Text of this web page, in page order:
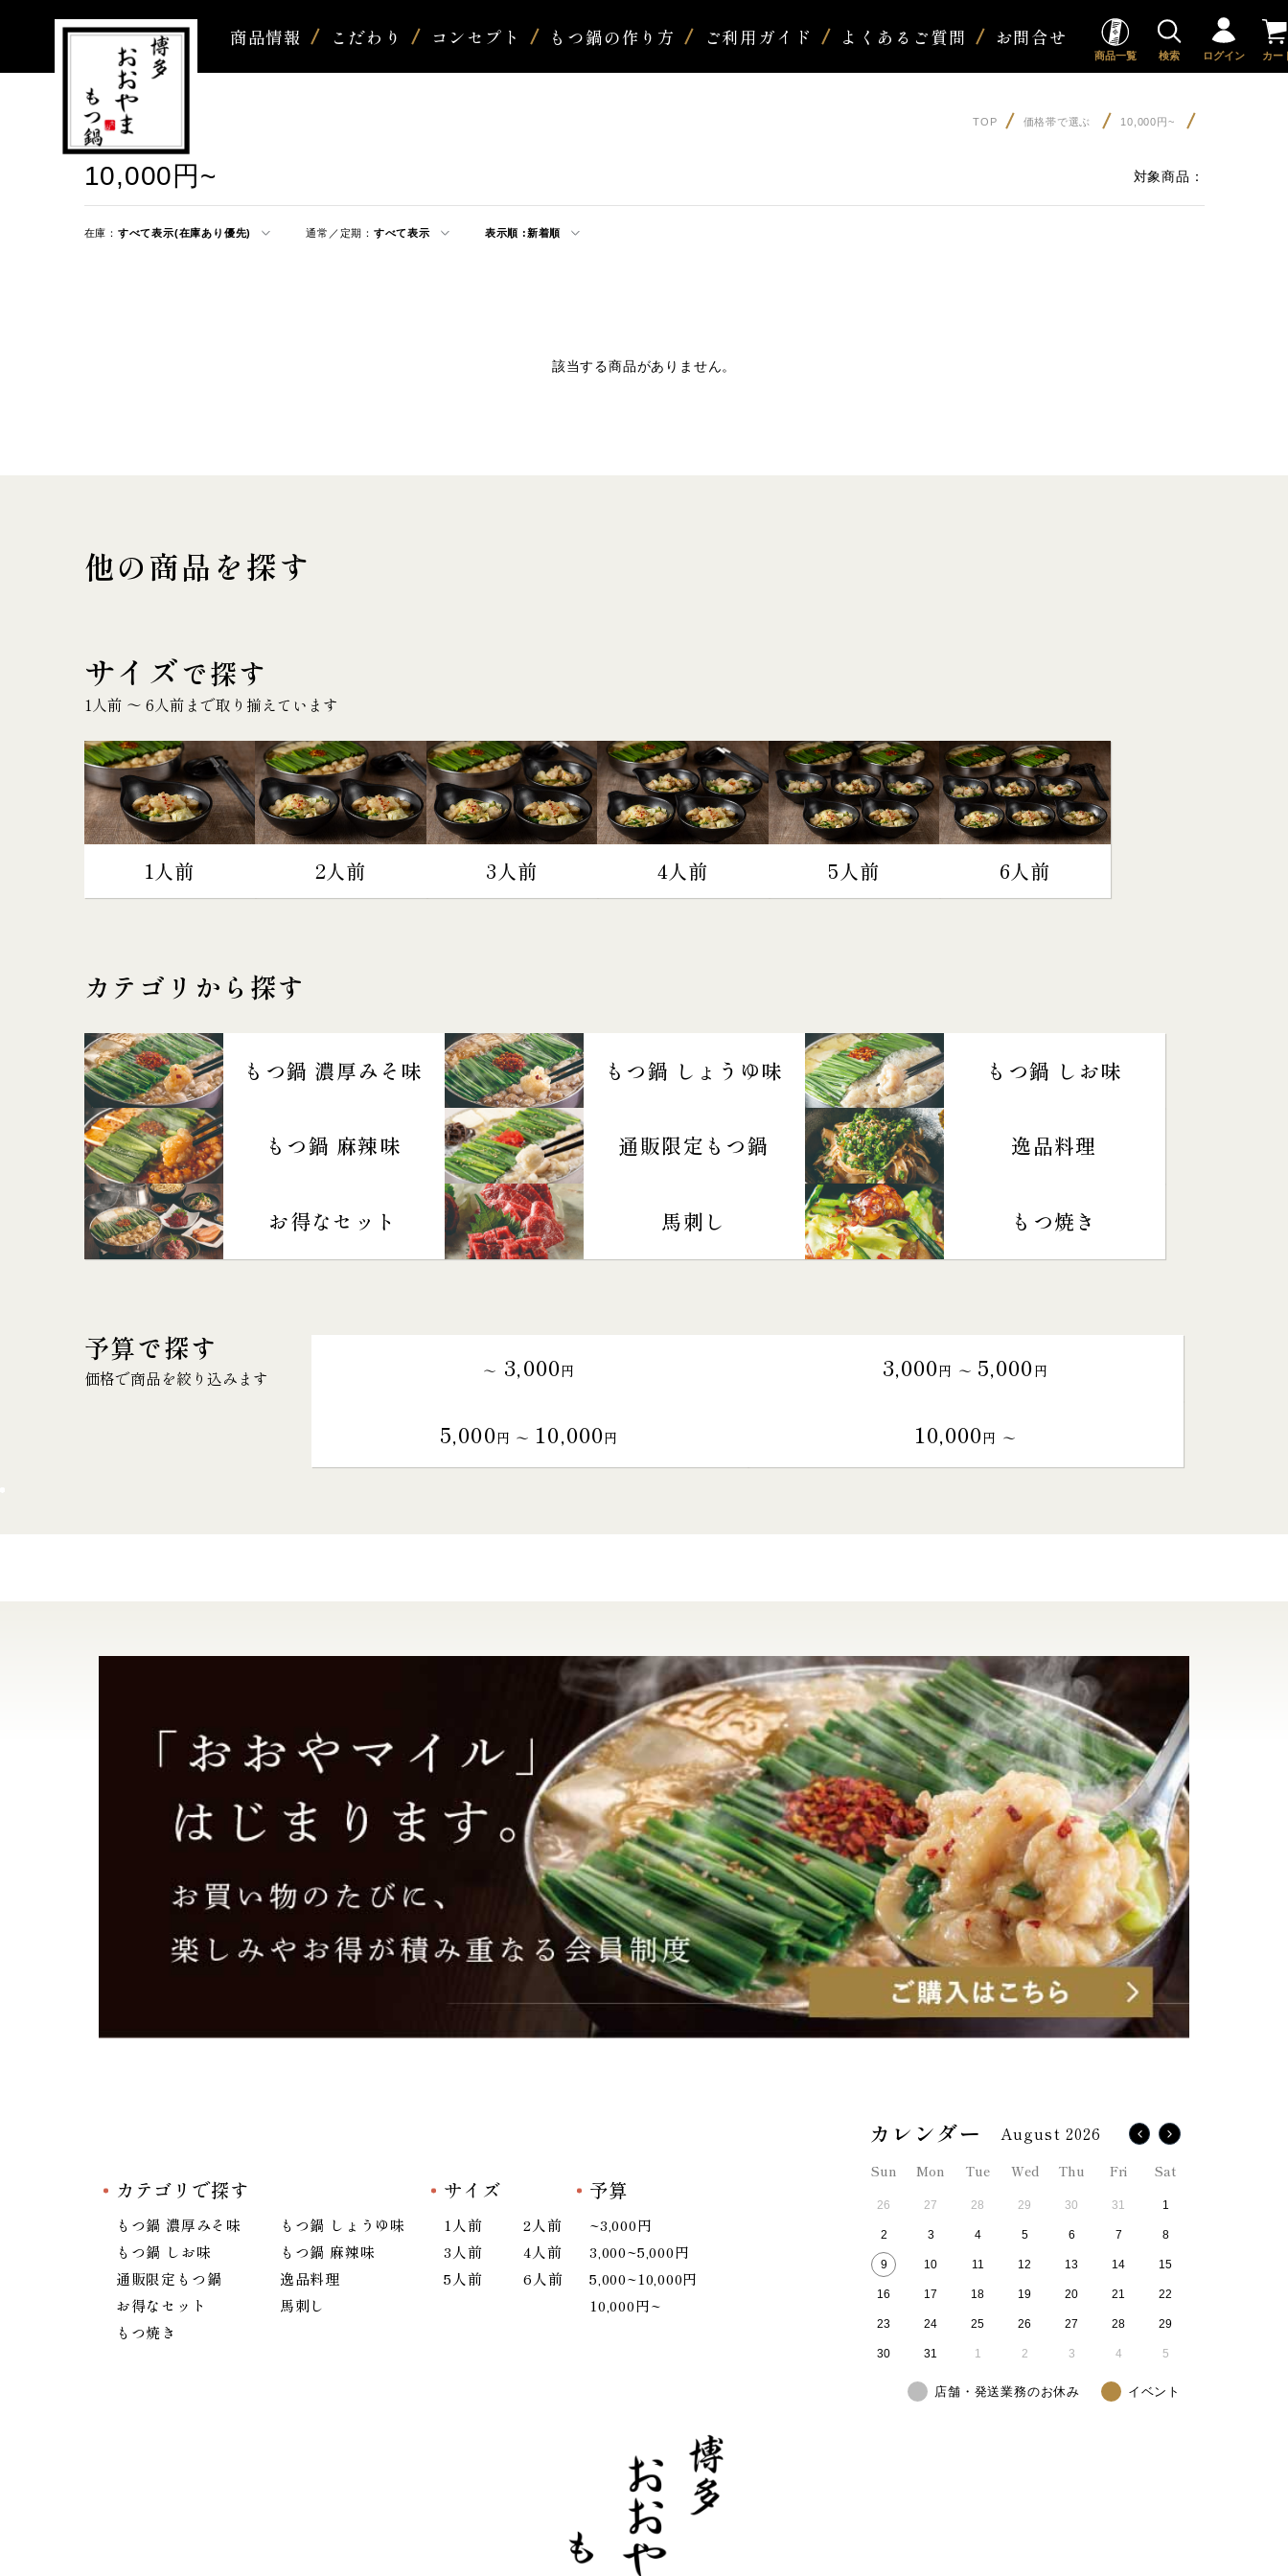
商品情報 こだわり コンセプト もつ鍋の作り方 ご利用ガイド よくあるご質問 お問合せ
商品一覧 検索 ログイン カー
TOP 価格帯で選ぶ 10,000円~
10,000円~ 対象商品：
在庫： すべて表示(在庫あり優先) 通常／定期： すべて表示 表示順 :新着順
該当する商品がありません。
他の商品を探す
サイズで探す
1人前 〜 6人前まで取り揃えています
1人前 2人前 3人前 4人前 5人前 6人前
カテゴリから探す
もつ鍋 濃厚みそ味 もつ鍋 しょうゆ味 もつ鍋 しお味
もつ鍋 麻辣味 通販限定もつ鍋 逸品料理
お得なセット 馬刺し もつ焼き
予算で探す
価格で商品を絞り込みます ～ 3,000円 3,000円 〜 5,000円
5,000円 〜 10,000円 10,000円 〜
カテゴリで探す
もつ鍋 濃厚みそ味
もつ鍋 しょうゆ味
もつ鍋 しお味
もつ鍋 麻辣味
通販限定もつ鍋
逸品料理
お得なセット
馬刺し
もつ焼き
サイズ
1人前
2人前
3人前
4人前
5人前
6人前
予算
~3,000円
3,000~5,000円
5,000~10,000円
10,000円~
August 2026
Sun Mon Tue Wed Thu Fri Sat
26 27 28 29 30 31 1
2 3 4 5 6 7 8
9 10 11 12 13 14 15
16 17 18 19 20 21 22
23 24 25 26 27 28 29
30 31 1 2 3 4 5
店舗・発送業務のお休み イベント